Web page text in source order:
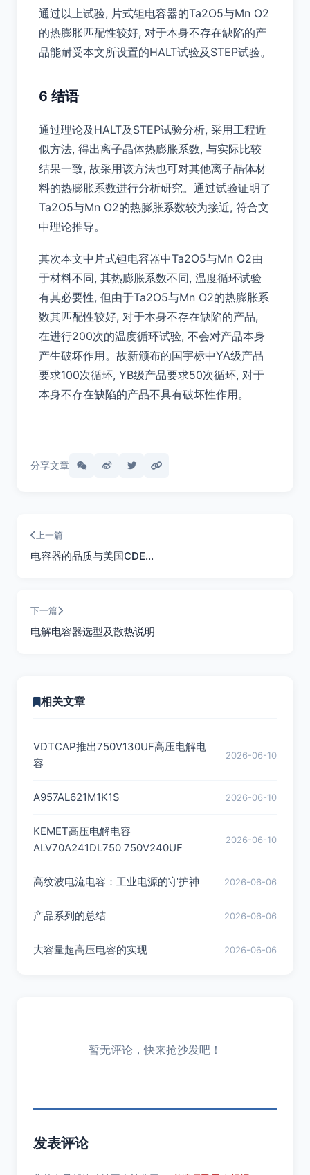
通过以上试验, 片式钽电容器的Ta2O5与Mn O2
的热膨胀匹配性较好, 对于本身不存在缺陷的产
品能耐受本文所设置的HALT试验及STEP试验。
6 结语
通过理论及HALT及STEP试验分析, 采用工程近
似方法, 得出离子晶体热膨胀系数, 与实际比较
结果一致, 故采用该方法也可对其他离子晶体材
料的热膨胀系数进行分析研究。通过试验证明了
Ta2O5与Mn O2的热膨胀系数较为接近, 符合文
中理论推导。
其次本文中片式钽电容器中Ta2O5与Mn O2由
于材料不同, 其热膨胀系数不同, 温度循环试验
有其必要性, 但由于Ta2O5与Mn O2的热膨胀系
数其匹配性较好, 对于本身不存在缺陷的产品,
在进行200次的温度循环试验, 不会对产品本身
产生破坏作用。故新颁布的国宇标中YA级产品
要求100次循环, YB级产品要求50次循环, 对于
本身不存在缺陷的产品不具有破坏性作用。
分享文章
上一篇
电容器的品质与美国CDE…
下一篇
电解电容器选型及散热说明
相关文章
VDTCAP推出750V130UF高压电解电
容
2026-06-10
A957AL621M1K1S 2026-06-10
KEMET高压电解电容
ALV70A241DL750 750V240UF
2026-06-10
高纹波电流电容：工业电源的守护神 2026-06-06
产品系列的总结 2026-06-06
大容量超高压电容的实现 2026-06-06
暂无评论，快来抢沙发吧！
发表评论